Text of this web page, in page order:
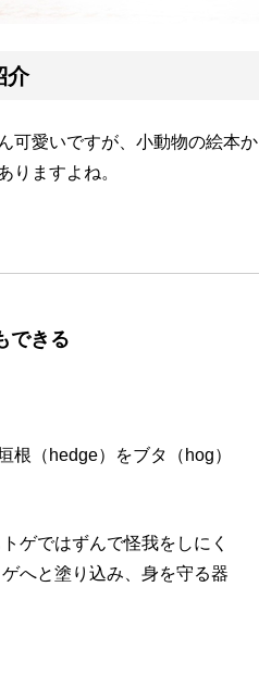
介
可愛いですが、小動物の絵本か
りますよね。
できる
根（hedge）をブタ（hog）
ゲではずんで怪我をしにく
へと塗り込み、身を守る器